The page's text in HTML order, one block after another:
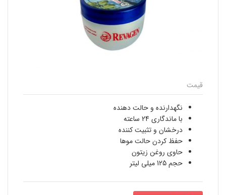
قیمت
نگهدارنده و حالت دهنده
با ماندگاری 24 ساعته
درخشان و تثبیت کننده
حفظ کردن حالت موها
حاوی روغن زیتون
حجم 125 میلی لیتر